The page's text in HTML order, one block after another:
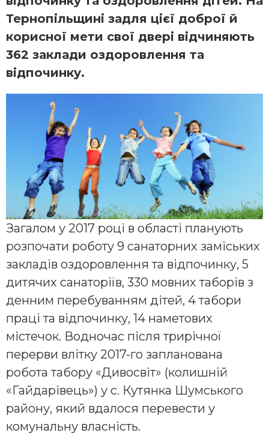
Тернопільщині задля цієї доброї й
корисної мети свої двері відчиняють
362 заклади оздоровлення та
відпочинку.
Загалом у 2017 році в області планують
розпочати роботу 9 санаторних заміських
закладів оздоровлення та відпочинку, 5
дитячих санаторіїв, 330 мовних таборів з
денним перебуванням дітей, 4 табори
праці та відпочинку, 14 наметових
містечок. Водночас після трирічної
перерви влітку 2017-го запланована
робота табору «Дивосвіт» (колишній
«Гайдарівець») у с. Кутянка Шумського
району, який вдалося перевести у
комунальну власність.